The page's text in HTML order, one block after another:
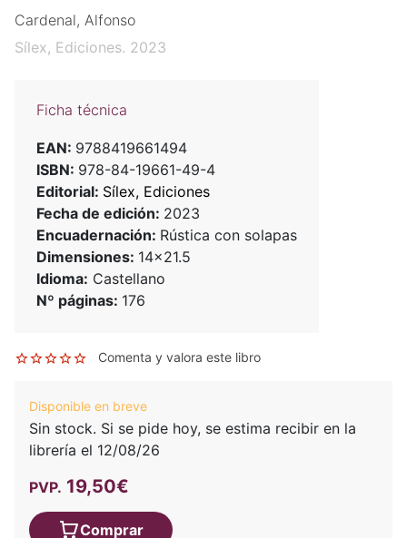
Cardenal, Alfonso
Sílex, Ediciones. 2023
Ficha técnica
EAN: 9788419661494
ISBN: 978-84-19661-49-4
Editorial: Sílex, Ediciones
Fecha de edición: 2023
Encuadernación: Rústica con solapas
Dimensiones: 14x21.5
Idioma: Castellano
Nº páginas: 176
Comenta y valora este libro
Disponible en breve
Sin stock. Si se pide hoy, se estima recibir en la
librería el 12/08/26
PVP. 19,50€
Comprar